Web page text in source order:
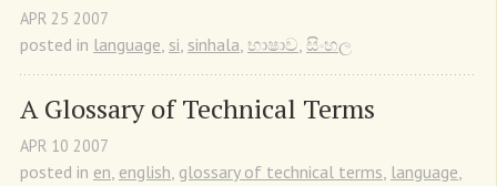
APR 25 2007
posted in language, si, sinhala, භාෂාව, සිංහල
A Glossary of Technical Terms
APR 10 2007
posted in en, english, glossary of technical terms, language,